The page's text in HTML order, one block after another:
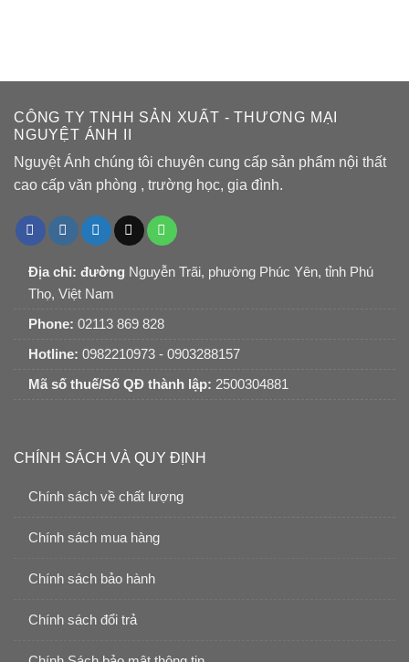
CÔNG TY TNHH SẢN XUẤT - THƯƠNG MẠI
NGUYỆT ÁNH II
Nguyệt Ánh chúng tôi chuyên cung cấp sản phẩm nội thất
cao cấp văn phòng , trường học, gia đình.
Địa chỉ: đường Nguyễn Trãi, phường Phúc Yên, tỉnh Phú
Thọ, Việt Nam
Phone: 02113 869 828
Hotline: 0982210973 - 0903288157
Mã số thuế/Số QĐ thành lập: 2500304881
CHÍNH SÁCH VÀ QUY ĐỊNH
Chính sách về chất lượng
Chính sách mua hàng
Chính sách bảo hành
Chính sách đổi trả